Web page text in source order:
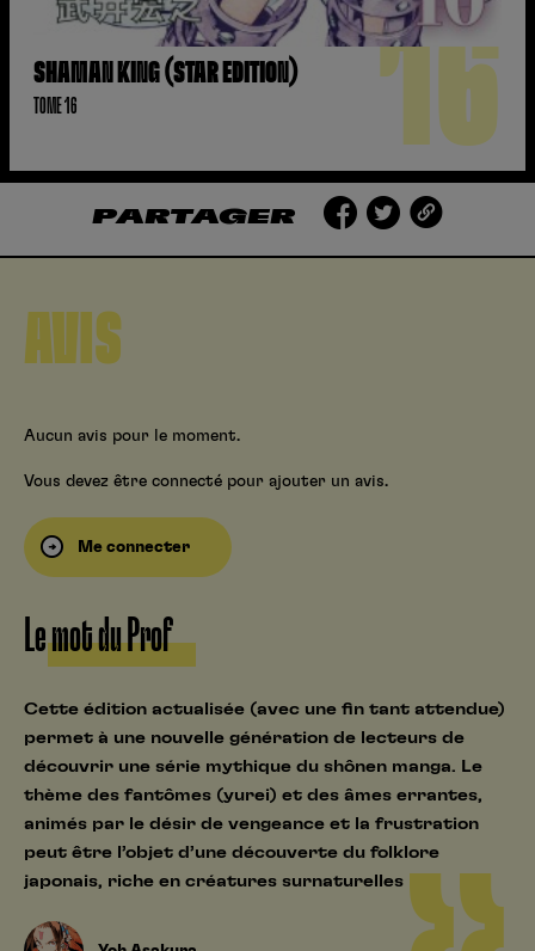
SHAMAN KING (STAR EDITION)
TOME 16 16
PARTAGER
AVIS
Aucun avis pour le moment.
Vous devez être connecté pour ajouter un avis.
Me connecter
Le mot du Prof
Cette édition actualisée (avec une fin tant attendue)
permet à une nouvelle génération de lecteurs de
découvrir une série mythique du shônen manga. Le
thème des fantômes (yurei) et des âmes errantes,
animés par le désir de vengeance et la frustration
peut être l’objet d’une découverte du folklore
japonais, riche en créatures surnaturelles